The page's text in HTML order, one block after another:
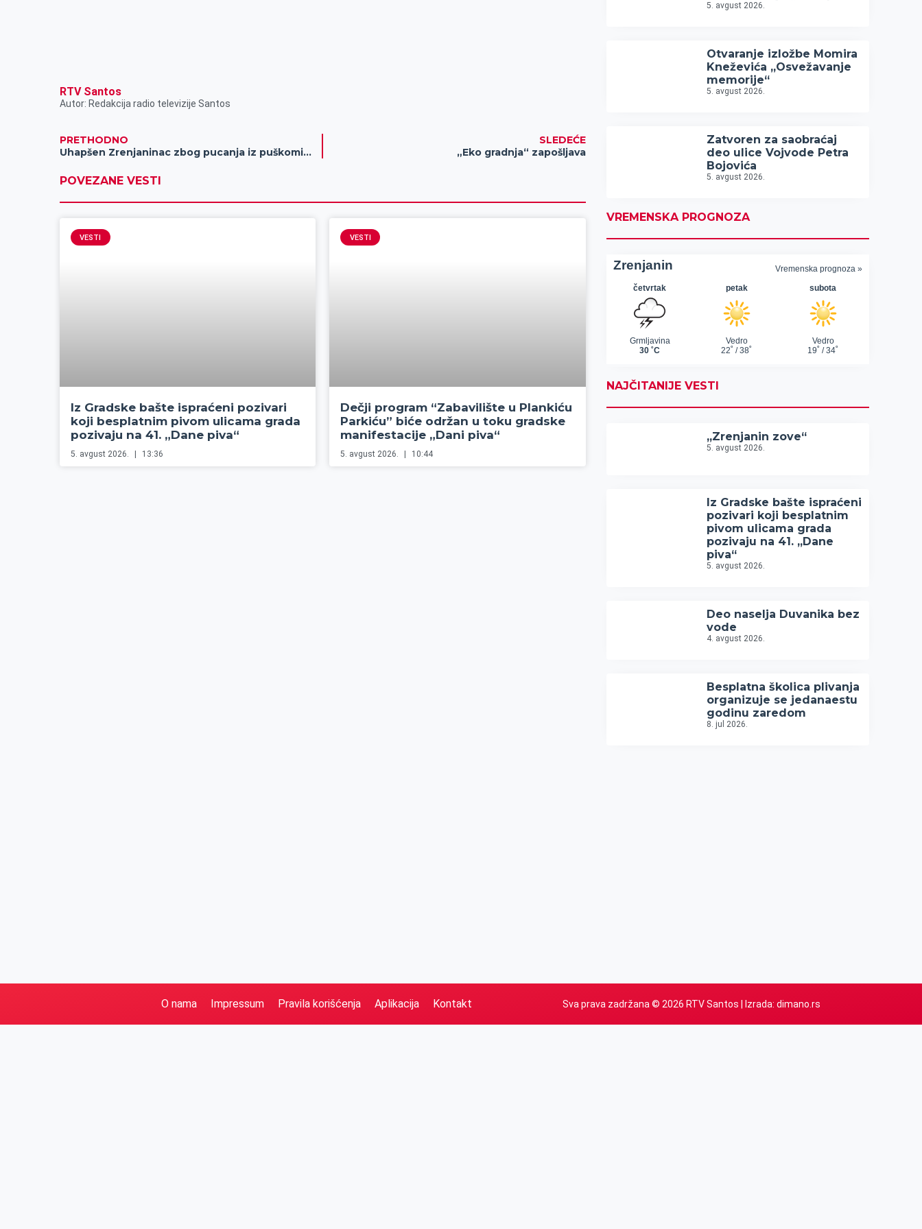
RTV Santos
Autor: Redakcija radio televizije Santos
PRETHODNO
Uhapšen Zrenjaninac zbog pucanja iz puškomitraljeza
SLEDEĆE
„Eko gradnja“ zapošljava
POVEZANE VESTI
VESTI
Iz Gradske bašte ispraćeni pozivari
koji besplatnim pivom ulicama grada
pozivaju na 41. „Dane piva“
5. avgust 2026. 13:36
VESTI
Dečji program “Zabavilište u Plankiću
Parkiću” biće održan u toku gradske
manifestacije „Dani piva“
5. avgust 2026. 10:44
5. avgust 2026.
Otvaranje izložbe Momira
Kneževića „Osvežavanje
memorije“
5. avgust 2026.
Zatvoren za saobraćaj
deo ulice Vojvode Petra
Bojovića
5. avgust 2026.
VREMENSKA PROGNOZA
NAJČITANIJE VESTI
„Zrenjanin zove“
5. avgust 2026.
Iz Gradske bašte ispraćeni
pozivari koji besplatnim
pivom ulicama grada
pozivaju na 41. „Dane
piva“
5. avgust 2026.
Deo naselja Duvanika bez
vode
4. avgust 2026.
Besplatna školica plivanja
organizuje se jedanaestu
godinu zaredom
8. jul 2026.
O nama Impressum Pravila korišćenja Aplikacija Kontakt Sva prava zadržana © 2026 RTV Santos | Izrada: dimano.rs